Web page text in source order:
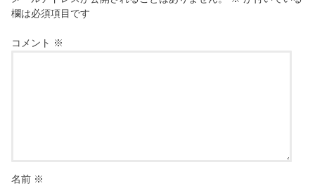
欄は必須項目です
コメント ※
名前 ※